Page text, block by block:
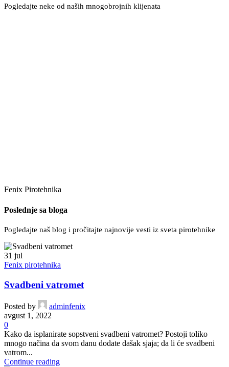
Pogledajte neke od naših mnogobrojnih klijenata
Fenix Pirotehnika
Poslednje sa bloga
Pogledajte naš blog i pročitajte najnovije vesti iz sveta pirotehnike
31 jul
Fenix pirotehnika
Svadbeni vatromet
Posted by
adminfenix
avgust 1, 2022
0
Kako da isplanirate sopstveni svadbeni vatromet? Postoji toliko
mnogo načina da svom danu dodate dašak sjaja; da li će svadbeni
vatrom...
Continue reading